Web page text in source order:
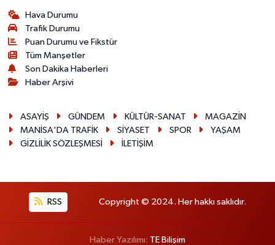
Hava Durumu
Trafik Durumu
Puan Durumu ve Fikstür
Tüm Manşetler
Son Dakika Haberleri
Haber Arşivi
ASAYİŞ GÜNDEM KÜLTÜR-SANAT
MAGAZİN
MANİSA'DA TRAFİK
SİYASET SPOR
YAŞAM
GİZLİLİK SÖZLEŞMESİ
İLETİŞİM
RSS Copyright © 2024. Her hakkı saklıdır.
Haber Yazılımı: TE Bilişim